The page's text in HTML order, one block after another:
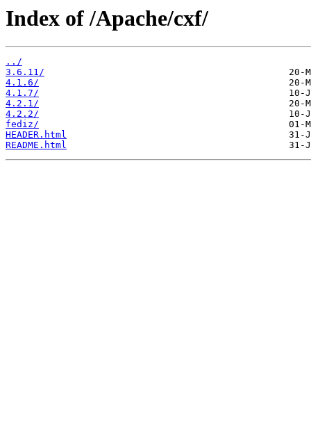
Index of /Apache/cxf/
../
3.6.11/
4.1.6/
4.1.7/
4.2.1/
4.2.2/
fediz/
HEADER.html
README.html